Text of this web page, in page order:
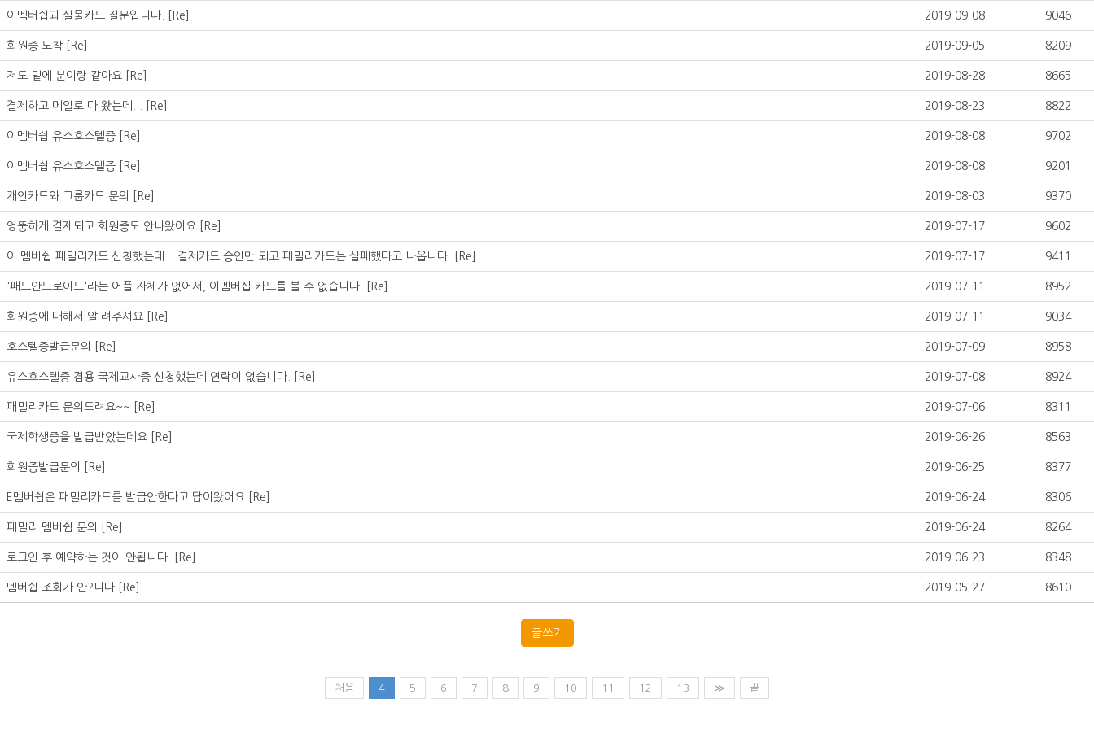
이멤버쉽과 실물카드 질문입니다. [Re] 2019-09-08 9046
회원증 도착 [Re] 2019-09-05 8209
저도 밑에 분이랑 같아요 [Re] 2019-08-28 8665
결제하고 메일로 다 왔는데... [Re] 2019-08-23 8822
이멤버쉽 유스호스텔증 [Re] 2019-08-08 9702
이멤버쉽 유스호스텔증 [Re] 2019-08-08 9201
개인카드와 그룹카드 문의 [Re] 2019-08-03 9370
엉뚱하게 결제되고 회원증도 안나왔어요 [Re] 2019-07-17 9602
이 멤버쉽 패밀리카드 신청했는데... 결제카드 승인만 되고 패밀리카드는 실패했다고 나옵니다. [Re] 2019-07-17 9411
'패드안드로이드'라는 어플 자체가 없어서, 이멤버십 카드를 볼 수 없습니다. [Re] 2019-07-11 8952
회원증에 대해서 알 려주셔요 [Re] 2019-07-11 9034
호스텔증발급문의 [Re] 2019-07-09 8958
유스호스텔증 겸용 국제교사증 신청했는데 연락이 없습니다. [Re] 2019-07-08 8924
패밀리카드 문의드려요~~ [Re] 2019-07-06 8311
국제학생증을 발급받았는데요 [Re] 2019-06-26 8563
회원증발급문의 [Re] 2019-06-25 8377
E멤버쉽은 패밀리카드를 발급안한다고 답이왔어요 [Re] 2019-06-24 8306
패밀리 멤버쉽 문의 [Re] 2019-06-24 8264
로그인 후 예약하는 것이 안됩니다. [Re] 2019-06-23 8348
멤버쉽 조회가 안?니다 [Re] 2019-05-27 8610
글쓰기
처음 4 5 6 7 8 9 10 11 12 13 ≫ 끝